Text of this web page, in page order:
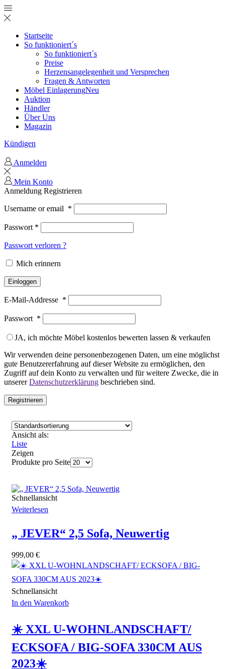
Startseite
So funktioniert´s
So funktioniert´s
Preise
Herzensangelegenheit und Versprechen
Fragen & Antworten
Möbel EinlagerungNeu
Auktion
Händler
Über Uns
Magazin
Kündigen
Anmelden
Mein Konto
Anmeldung Registrieren
Username or email *
Passwort *
Passwort verloren ?
Mich erinnern
Einloggen
E-Mail-Addresse *
Passwort *
JA, ich möchte Möbel kostenlos bewerten lassen & verkaufen
Wir verwenden deine personenbezogenen Daten, um eine möglichst
gute Benutzererfahrung auf dieser Website zu ermöglichen, den
Zugriff auf dein Konto zu verwalten und für weitere Zwecke, die in
unsererDatenschutzerklärung beschrieben sind.
Registrieren
Ansicht als:
Liste
Zeigen
Produkte pro Seite
Schnellansicht
Weiterlesen
„ JEVER“ 2,5 Sofa, Neuwertig
999,00 €
Schnellansicht
In den Warenkorb
☀️ XXL U-WOHNLANDSCHAFT/
ECKSOFA / BIG-SOFA 330CM AUS
2023☀️